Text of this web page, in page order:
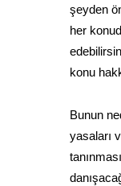
şeyden
her
konu
Bunun
yasaları